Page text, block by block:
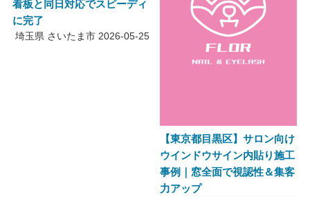
看板と同日対応でスピーディ
に完了
埼玉県 さいたま市 2026-05-25
【東京都目黒区】サロン向け
ウインドウサイン内貼り施工
事例｜窓全面で視認性＆集客
力アップ